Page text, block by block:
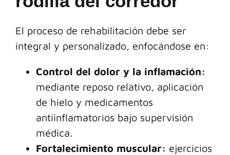
El proceso de rehabilitación debe ser
integral y personalizado, enfocándose en:
Control del dolor y la inflamación:
mediante reposo relativo, aplicación
de hielo y medicamentos
antiinflamatorios bajo supervisión
médica.
Fortalecimiento muscular: ejercicios